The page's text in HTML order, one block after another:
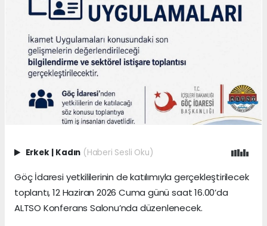
Erkek Kadın (Haberi Sesli Oku)
Göç İdaresi yetkililerinin de katılımıyla gerçekleştirilecek
toplantı, 12 Haziran 2026 Cuma günü saat 16.00’da
ALTSO Konferans Salonu’nda düzenlenecek.